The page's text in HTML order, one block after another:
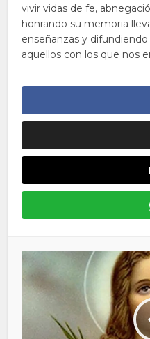
vivir vidas de fe,
honrando su memoria
enseñanzas y
aquellos con los que nos